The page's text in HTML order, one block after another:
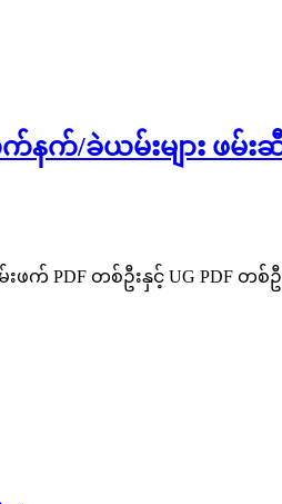
ခဲယမ်းများ ဖမ်းဆီ
မ်းဖက် PDF တစ်ဦးနှင့် UG